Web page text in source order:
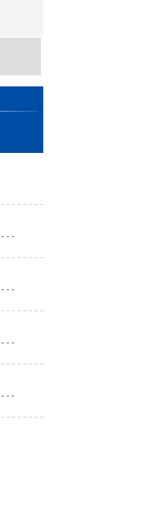
自动气象站可以用在哪些环境里面？
微机热原测温仪温度度数偏高的原因
烟气含氧量测定仪在工业炉中的应用
烟气含氧量测定仪停电时可以用吗？